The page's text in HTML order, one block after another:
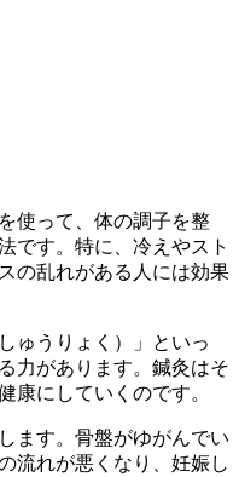
使って、体の調子を整
です。特に、冷えやスト
の乱れがある人には効果
ゅうりょく）」といっ
力があります。鍼灸はそ
康にしていくのです。
ます。骨盤がゆがんでい
流れが悪くなり、妊娠し